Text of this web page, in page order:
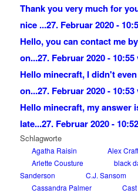
Thank you very much for
nice ...27. Februar 2020 -
Hello, you can contact me
on...27. Februar 2020 -
Hello minecraft, I didn't
on...27. Februar 2020 -
Hello minecraft, my answer
late...27. Februar 2020 -
Schlagworte
Agatha Raisin Alex Craft
Arlette Cousture
black
Sanderson
C.J. Sansom
Cassandra Palmer
Cast